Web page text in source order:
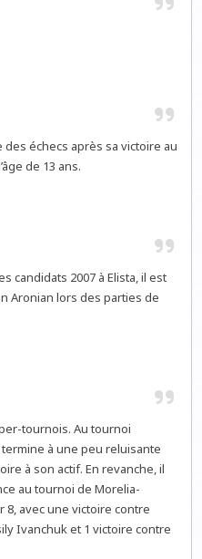
des échecs après sa victoire au
de 13 ans.
candidats 2007 à Elista, il est
Aronian lors des parties de
tournois. Au tournoi
termine à une peu reluisante
à son actif. En revanche, il
au tournoi de Morelia-
8, avec une victoire contre
Ivanchuk et 1 victoire contre